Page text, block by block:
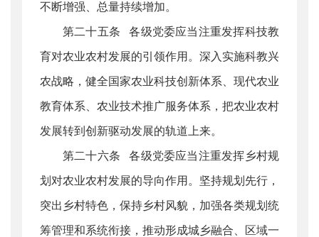
不断增强、总量持续增加。
第二十五条 各级党委应当注重发挥科技教
育对农业农村发展的引领作用。深入实施科教兴
农战略，健全国家农业科技创新体系、现代农业
教育体系、农业技术推广服务体系，把农业农村
发展转到创新驱动发展的轨道上来。
第二十六条 各级党委应当注重发挥乡村规
划对农业农村发展的导向作用。坚持规划先行，
突出乡村特色，保持乡村风貌，加强各类规划统
筹管理和系统衔接，推动形成城乡融合、区域一